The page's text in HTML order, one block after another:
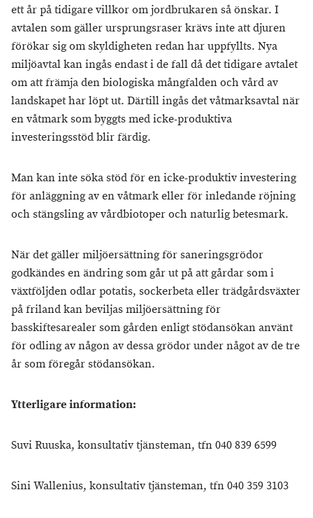
ett år på tidigare villkor om jordbrukaren så önskar. I
avtalen som gäller ursprungsraser krävs inte att djuren
förökar sig om skyldigheten redan har uppfyllts. Nya
miljöavtal kan ingås endast i de fall då det tidigare avtalet
om att främja den biologiska mångfalden och vård av
landskapet har löpt ut. Därtill ingås det våtmarksavtal när
en våtmark som byggts med icke-produktiva
investeringsstöd blir färdig.
Man kan inte söka stöd för en icke-produktiv investering
för anläggning av en våtmark eller för inledande röjning
och stängsling av vårdbiotoper och naturlig betesmark.
När det gäller miljöersättning för saneringsgrödor
godkändes en ändring som går ut på att gårdar som i
växtföljden odlar potatis, sockerbeta eller trädgårdsväxter
på friland kan beviljas miljöersättning för
basskiftesarealer som gården enligt stödansökan använt
för odling av någon av dessa grödor under något av de tre
år som föregår stödansökan.
Ytterligare information:
Suvi Ruuska, konsultativ tjänsteman, tfn 040 839 6599
Sini Wallenius, konsultativ tjänsteman, tfn 040 359 3103